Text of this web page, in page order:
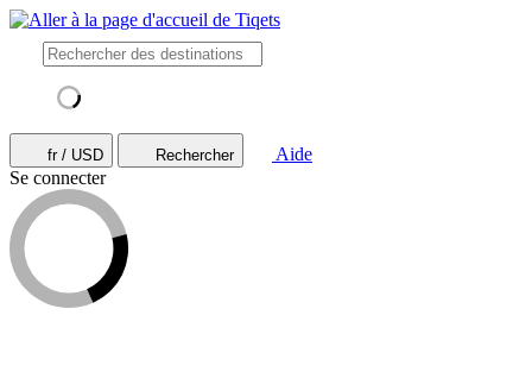
fr / USD Rechercher
Aide
Se connecter